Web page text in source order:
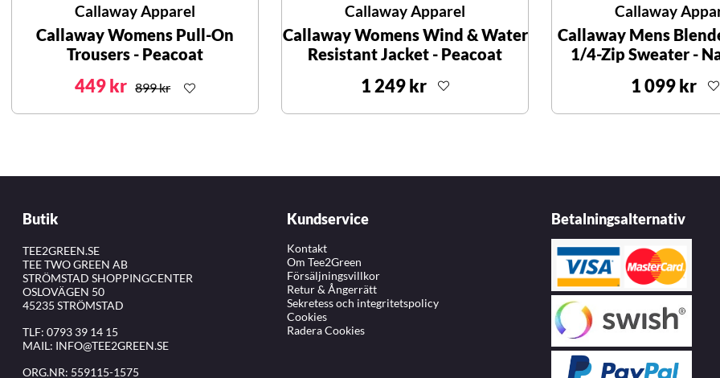
Callaway Apparel
Callaway Womens Pull-On
Trousers - Peacoat
449 kr 899 kr
Callaway Apparel
Callaway Womens Wind & Water
Resistant Jacket - Peacoat
1 249 kr
Callaway
Callaway Mens
1/4-Zip Sweater -
1 099 kr
Butik
TEE2GREEN.SE
TEE TWO GREEN AB
STRÖMSTAD SHOPPINGCENTER
OSLOVÄGEN 50
45235 STRÖMSTAD
TLF: 0793 39 14 15
MAIL: INFO@TEE2GREEN.SE
ORG.NR: 559115-1575
Kundservice
Kontakt
Om Tee2Green
Försäljningsvillkor
Retur & Ångerrätt
Sekretess och integritetspolicy
Cookies
Radera Cookies
Betalningsalternativ